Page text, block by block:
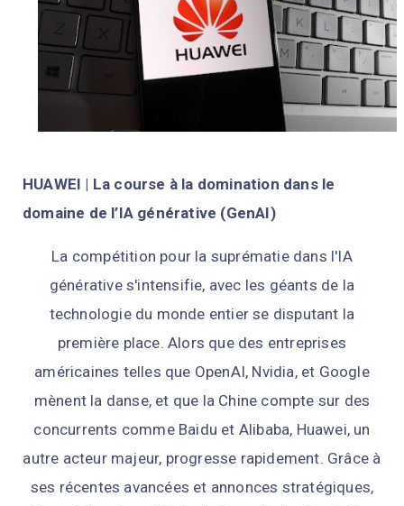
HUAWEI | La course à la domination dans le
domaine de l’IA générative (GenAI)
La compétition pour la suprématie dans l'IA
générative s'intensifie, avec les géants de la
technologie du monde entier se disputant la
première place. Alors que des entreprises
américaines telles que OpenAI, Nvidia, et Google
mènent la danse, et que la Chine compte sur des
concurrents comme Baidu et Alibaba, Huawei, un
autre acteur majeur, progresse rapidement. Grâce à
ses récentes avancées et annonces stratégiques,